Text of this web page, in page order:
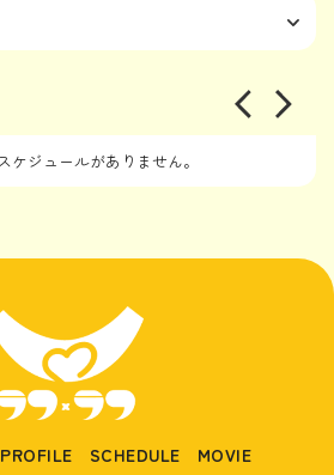
ケジュールがありません。
PROFILE SCHEDULE
MOVIE